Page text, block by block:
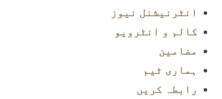
انٹرنیشنل نیوز
کالم و انٹرویو
مضامین
ہماری ٹیم
رابطہ کریں